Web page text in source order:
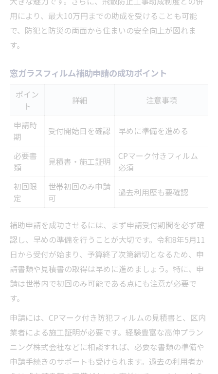
用により、最大10万円までの助成を受けることも可能
で、防犯と防災の両面から住まいの安全向上が図れま
す。
窓ガラスフィルム補助申請の成功ポイント
ポイン
ト
詳細 注意事項
申請時
期
受付開始日を確認 早めに準備を進める
必要書
類
見積書・施工証明
CPマーク付きフィルム
必須
初回限
定
世帯初回のみ申請
可
過去利用歴も要確認
補助申請を成功させるには、まず申請受付期間を必ず確
認し、早めの準備を行うことが大切です。令和8年5月11
日から受付が始まり、予算終了次第締切となるため、申
請書類や見積書の取得は早めに進めましょう。特に、申
請は世帯内で初回のみ可能である点にも注意が必要で
す。
申請には、CPマーク付き防犯フィルムの見積書と、区内
業者による施工証明が必要です。経験豊富な高伸プラン
ニング株式会社などに相談すれば、必要な書類の準備や
申請手続きのサポートも受けられます。過去の利用者か